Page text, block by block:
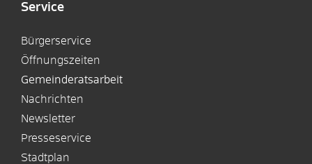
Service
Bürgerservice
Öffnungszeiten
Gemeinderatsarbeit
Nachrichten
Newsletter
Presseservice
Stadtplan